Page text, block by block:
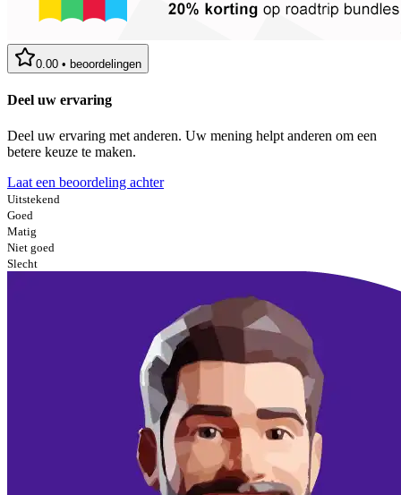
0.00 • beoordelingen
Deel uw ervaring
Deel uw ervaring met anderen. Uw mening helpt anderen om een
betere keuze te maken.
Laat een beoordeling achter
Uitstekend
Goed
Matig
Niet goed
Slecht